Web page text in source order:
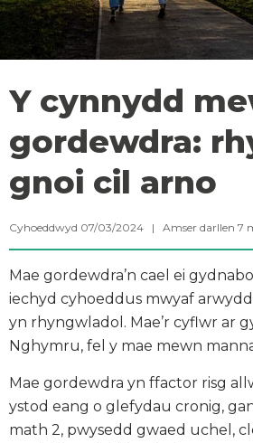
Y cynnydd
gordewdra:
gnoi cil arno
Cyhoeddwyd 07/03/2024 | Amser darllen 7
Mae gordewdra’n cael ei
iechyd cyhoeddus mwyaf
yn rhyngwladol. Mae’r cyflwr ar
Nghymru, fel y mae mewn
Mae gordewdra yn ffactor risg
ystod eang o glefydau cronig,
math 2, pwysedd gwaed uchel,